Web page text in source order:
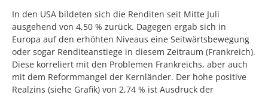
In den USA bildeten sich die Renditen seit Mitte Juli
ausgehend von 4,50 % zurück. Dagegen ergab sich in
Europa auf den erhöhten Niveaus eine Seitwärtsbewegung
oder sogar Renditeanstiege in diesem Zeitraum (Frankreich).
Diese korreliert mit den Problemen Frankreichs, aber auch
mit dem Reformmangel der Kernländer. Der hohe positive
Realzins (siehe Grafik) von 2,74 % ist Ausdruck der